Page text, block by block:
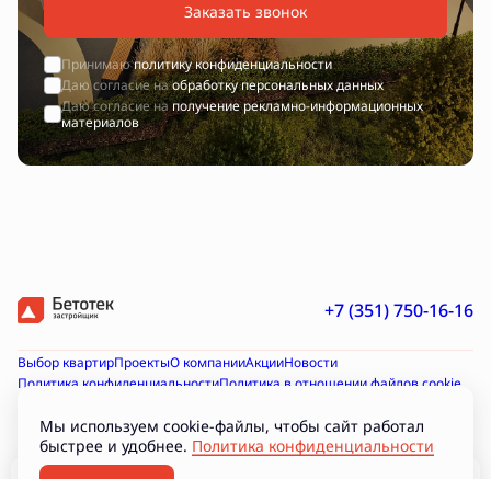
Заказать звонок
Принимаюполитику конфиденциальности
Даю согласие наобработку персональных данных
Даю согласие наполучение рекламно-информационных
материалов
+7 (351) 750-16-16
Выбор квартирПроектыО компанииАкцииНовости
Политика конфиденциальностиПолитика в отношении файлов cookie
Согласие на обработку персональных данных
Проектная декларация на наш.дом.рф ДокументыПодборки
Разработано
Мы используем cookie-файлы, чтобы сайт работал
быстрее и удобнее. Политика конфиденциальности